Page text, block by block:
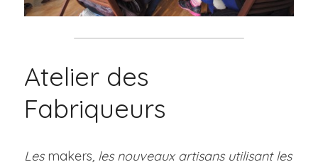
Atelier des
Fabriqueurs
Les makers, les nouveaux artisans utilisant les